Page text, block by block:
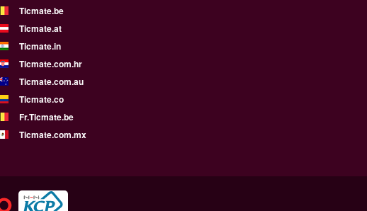
Ticmate.be
Ticmate.at
Ticmate.in
Ticmate.com.hr
Ticmate.com.au
Ticmate.co
Fr.Ticmate.be
Ticmate.com.mx